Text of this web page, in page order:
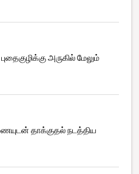
அருகில் மேலும்
தாக்குதல் நடத்திய